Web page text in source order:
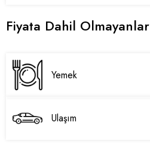
Fiyata Dahil Olmayanlar
Yemek
Ulaşım